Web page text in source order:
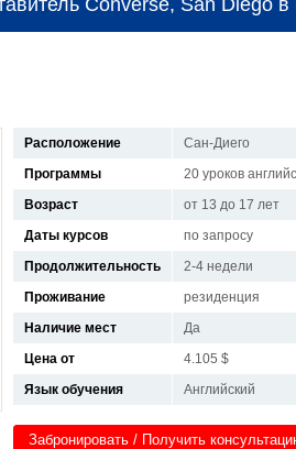
Converse, San Diego в
Расположение
Сан-Диего
Программы
20 уроков
Возраст
от 13 до 17 лет
Даты курсов
по запросу
Продолжительность
2-4 недели
Проживание
резиденция
Наличие мест
Да
Цена от
4.105 $
Язык обучения
Английский
Забронировать / Получить